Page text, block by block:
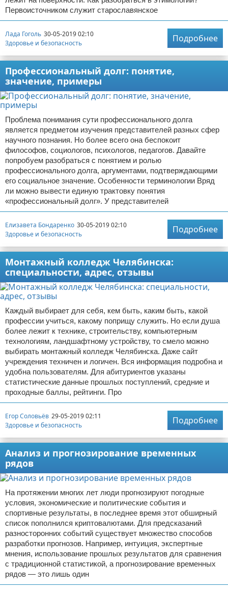
Первоисточником служит старославянское
Лада Гоголь 30-05-2019 02:10
Здоровье и безопасность
Подробнее
Профессиональный долг: понятие,
значение, примеры
Проблема понимания сути профессионального долга
является предметом изучения представителей разных сфер
научного познания. Но более всего она беспокоит
философов, социологов, психологов, педагогов. Давайте
попробуем разобраться с понятием и ролью
профессионального долга, аргументами, подтверждающими
его социальное значение. Особенности терминологии Вряд
ли можно вывести единую трактовку понятия
«профессиональный долг». У представителей
Елизавета Бондаренко 30-05-2019 02:10
Здоровье и безопасность
Подробнее
Монтажный колледж Челябинска:
специальности, адрес, отзывы
Каждый выбирает для себя, кем быть, каким быть, какой
профессии учиться, какому поприщу служить. Но если душа
более лежит к технике, строительству, компьютерным
технологиям, ландшафтному устройству, то смело можно
выбирать монтажный колледж Челябинска. Даже сайт
учреждения техничен и логичен. Вся информация подробна и
удобна пользователям. Для абитуриентов указаны
статистические данные прошлых поступлений, средние и
проходные баллы, рейтинги. Про
Егор Соловьёв 29-05-2019 02:11
Здоровье и безопасность
Подробнее
Анализ и прогнозирование временных
рядов
На протяжении многих лет люди прогнозируют погодные
условия, экономические и политические события и
спортивные результаты, в последнее время этот обширный
список пополнился криптовалютами. Для предсказаний
разносторонних событий существует множество способов
разработки прогнозов. Например, интуиция, экспертные
мнения, использование прошлых результатов для сравнения
с традиционной статистикой, а прогнозирование временных
рядов — это лишь один